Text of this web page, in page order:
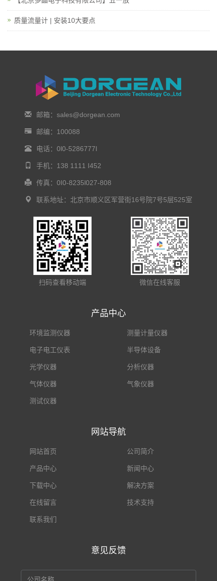
质量流量计 | 安装10大要点
邮箱：sales@dorgean.com
邮编：100088
电话：0l0-5286777I
手机：138 1111 I452
传真：0I0-8235l027-808
联系地址：北京市顺义区军营街16号院7号5层525室
扫码查看移动端 微信在线客服
产品中心
环境监测仪器 测量计量仪器
电子电工仪表 半导体设备
光学仪器 分析仪器
气体仪器 气象仪器
测试仪器
网站导航
网站首页 公司简介
产品中心 新闻中心
下载中心 解决方案
在线留言 技术支持
联系我们
意见反馈